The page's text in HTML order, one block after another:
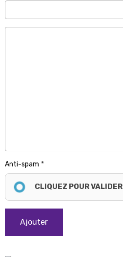
Anti-spam
CLIQUEZ POUR VALIDER
Ajouter